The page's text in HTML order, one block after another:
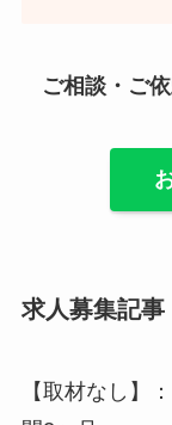
ご相談・ご
求人募集記事
【取材なし】